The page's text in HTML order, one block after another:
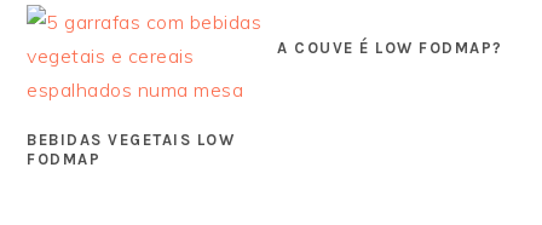
BEBIDAS VEGETAIS LOW
FODMAP
A COUVE É LOW FODMAP?